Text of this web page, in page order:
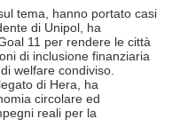
tema, hanno portato casi
di Unipol, ha
11 per rendere le città
di inclusione finanziaria
welfare condiviso.
di Hera, ha
circolare ed
reali per la